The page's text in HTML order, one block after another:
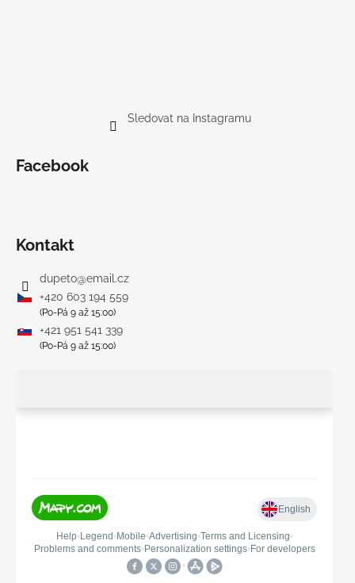
Sledovat na Instagramu
Facebook
Kontakt
dupeto@email.cz
+420 603 194 559
(Po-Pá 9 až 15:00)
+421 951 541 339
(Po-Pá 9 až 15:00)